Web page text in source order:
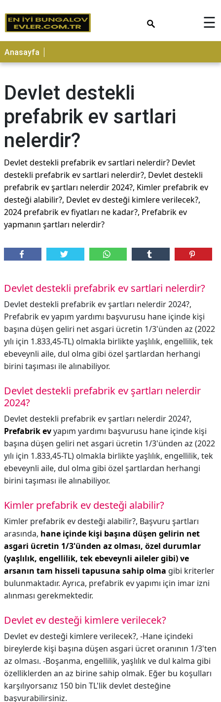
☰
Anasayfa
Devlet destekli
prefabrik ev sartlari
nelerdir?
Devlet destekli prefabrik ev sartlari nelerdir? Devlet
destekli prefabrik ev sartlari nelerdir?, Devlet destekli
prefabrik ev şartları nelerdir 2024?, Kimler prefabrik ev
desteği alabilir?, Devlet ev desteği kimlere verilecek?,
2024 prefabrik ev fiyatları ne kadar?, Prefabrik ev
yapmanın şartları nelerdir?
Devlet destekli prefabrik ev sartlari nelerdir?
Devlet destekli prefabrik ev şartları nelerdir 2024?,
Prefabrik ev yapım yardımı başvurusu hane içinde kişi
başına düşen geliri net asgari ücretin 1/3'ünden az (2022
yılı için 1.833,45-TL) olmakla birlikte yaşlılık, engellilik, tek
ebeveynli aile, dul olma gibi özel şartlardan herhangi
birini taşıması ile alınabiliyor.
Devlet destekli prefabrik ev şartları nelerdir
2024?
Devlet destekli prefabrik ev şartları nelerdir 2024?,
Prefabrik evyapım yardımı başvurusu hane içinde kişi
başına düşen geliri net asgari ücretin 1/3'ünden az (2022
yılı için 1.833,45-TL) olmakla birlikte yaşlılık, engellilik, tek
ebeveynli aile, dul olma gibi özel şartlardan herhangi
birini taşıması ile alınabiliyor.
Kimler prefabrik ev desteği alabilir?
Kimler prefabrik ev desteği alabilir?, Başvuru şartları
arasında, hane içinde kişi başına düşen gelirin net
asgari ücretin 1/3'ünden az olması, özel durumlar
(yaşlılık, engellilik, tek ebeveynli aileler gibi) ve
arsanın tam hisseli tapusuna sahip olma gibi kriterler
bulunmaktadır. Ayrıca, prefabrik ev yapımı için imar izni
alınması gerekmektedir.
Devlet ev desteği kimlere verilecek?
Devlet ev desteği kimlere verilecek?, -Hane içindeki
bireylerde kişi başına düşen asgari ücret oranının 1/3'ten
az olması. -Boşanma, engellilik, yaşlılık ve dul kalma gibi
özelliklerden an az birine sahip olmak. Eğer bu koşulları
karşılıyorsanız 150 bin TL'lik devlet desteğine
başvurabilirsiniz.